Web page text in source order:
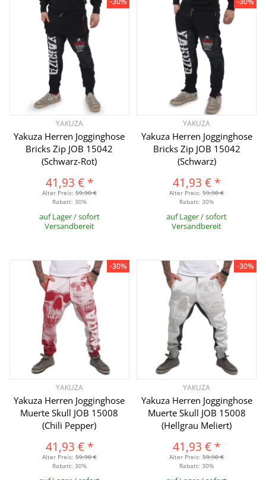
YAKUZA
Yakuza Herren Jogginghose
Bricks Zip JOB 15042
(Schwarz-Rot)
41,93 € *
Alter Preis:59,90 €
Rabatt: 30%
auf Lager / sofort
Versandbereit
YAKUZA
Yakuza Herren Jogginghose
Bricks Zip JOB 15042
(Schwarz)
41,93 € *
Alter Preis:59,90 €
Rabatt:30%
auf Lager / sofort
Versandbereit
-30%
YAKUZA
Yakuza Herren Jogginghose
Muerte Skull JOB 15008
(Chili Pepper)
41,93 € *
Alter Preis:59,90 €
Rabatt: 30%
-30%
YAKUZA
Yakuza Herren Jogginghose
Muerte Skull JOB 15008
(Hellgrau Meliert)
41,93 € *
Alter Preis:59,90 €
Rabatt:30%